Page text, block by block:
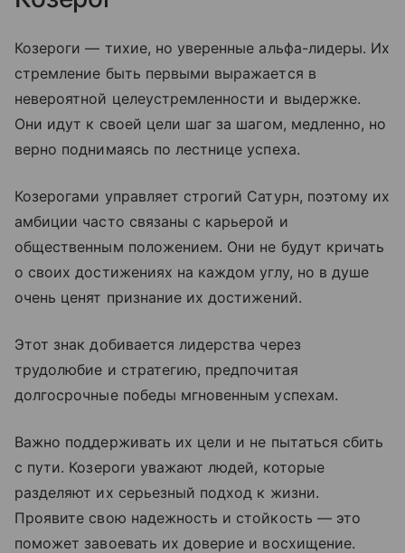
Козероги — тихие, но уверенные альфа-лидеры. Их
стремление быть первыми выражается в
невероятной целеустремленности и выдержке.
Они идут к своей цели шаг за шагом, медленно, но
верно поднимаясь по лестнице успеха.
Козерогами управляет строгий Сатурн, поэтому их
амбиции часто связаны с карьерой и
общественным положением. Они не будут кричать
о своих достижениях на каждом углу, но в душе
очень ценят признание их достижений.
Этот знак добивается лидерства через
трудолюбие и стратегию, предпочитая
долгосрочные победы мгновенным успехам.
Важно поддерживать их цели и не пытаться сбить
с пути. Козероги уважают людей, которые
разделяют их серьезный подход к жизни.
Проявите свою надежность и стойкость — это
поможет завоевать их доверие и восхищение.